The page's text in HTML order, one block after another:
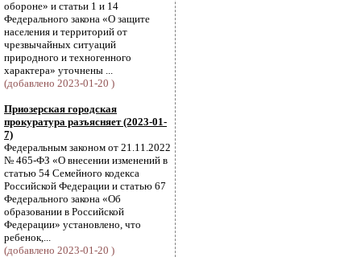
обороне» и статьи 1 и 14
Федерального закона «О защите
населения и территорий от
чрезвычайных ситуаций
природного и техногенного
характера» уточнены ...
(добавлено 2023-01-20 )
Приозерская городская
прокуратура разъясняет (2023-01-
7)
Федеральным законом от 21.11.2022
№ 465-ФЗ «О внесении изменений в
статью 54 Семейного кодекса
Российской Федерации и статью 67
Федерального закона «Об
образовании в Российской
Федерации» установлено, что
ребенок,...
(добавлено 2023-01-20 )